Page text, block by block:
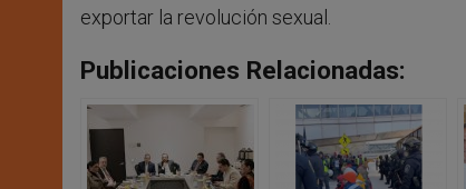
exportar la revolución sexual.
Publicaciones Relacionadas: